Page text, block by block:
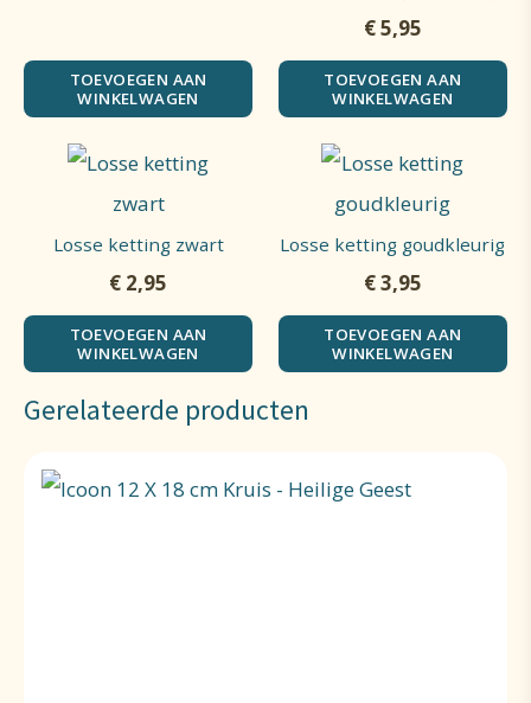
TOEVOEGEN AAN
WINKELWAGEN
€5,95
TOEVOEGEN AAN
WINKELWAGEN
Losse ketting zwart
€ 2,95
TOEVOEGEN AAN
WINKELWAGEN
Losse ketting goudkleurig
€3,95
TOEVOEGEN AAN
WINKELWAGEN
Gerelateerde producten